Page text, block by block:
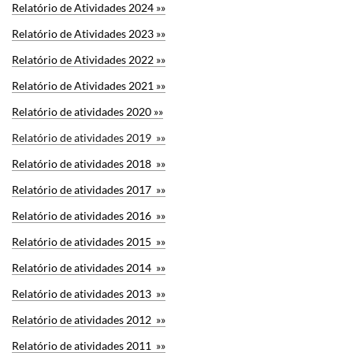
Relatório de Atividades 2024 »»
Relatório de Atividades 2023 »»
Relatório de Atividades 2022 »»
Relatório de Atividades 2021 »»
Relatório de atividades 2020 »»
Relatório de atividades 2019 »»
Relatório de atividades 2018 »»
Relatório de atividades 2017 »»
Relatório de atividades 2016 »»
Relatório de atividades 2015 »»
Relatório de atividades 2014 »»
Relatório de atividades 2013 »»
Relatório de atividades 2012 »»
Relatório de atividades 2011 »»